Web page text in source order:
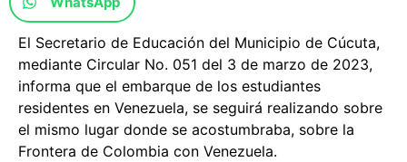
El Secretario de Educación del Municipio de Cúcuta,
mediante Circular No. 051 del 3 de marzo de 2023,
informa que el embarque de los estudiantes
residentes en Venezuela, se seguirá realizando sobre
el mismo lugar donde se acostumbraba, sobre la
Frontera de Colombia con Venezuela.